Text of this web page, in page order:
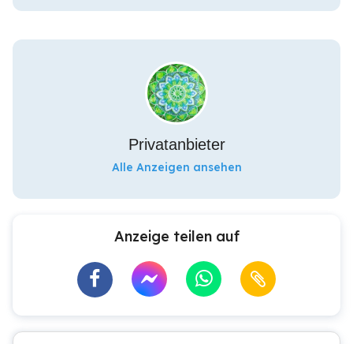
Privatanbieter
Alle Anzeigen ansehen
Anzeige teilen auf